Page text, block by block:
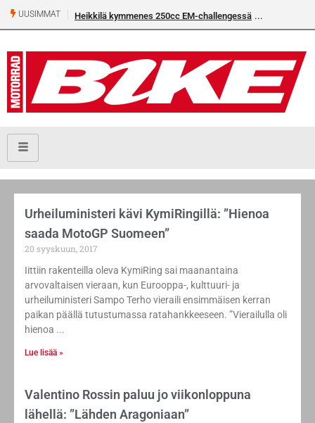
UUSIMMAT Heikkilä kymmenes 250cc EM-challengessä
Urheiluministeri kävi KymiRingillä: ”Hienoa
saada MotoGP Suomeen”
20 syyskuun, 2017
Iittiin rakenteilla oleva KymiRing sai maanantaina
arvovaltaisen vieraan, kun Eurooppa-, kulttuuri- ja
urheiluministeri Sampo Terho vieraili ensimmäisen kerran
paikan päällä tutustumassa ratahankkeeseen. ”Vierailulla oli
hienoa
Lue lisää »
​Valentino Rossin paluu jo viikonloppuna
lähellä: ”Lähden Aragoniaan”